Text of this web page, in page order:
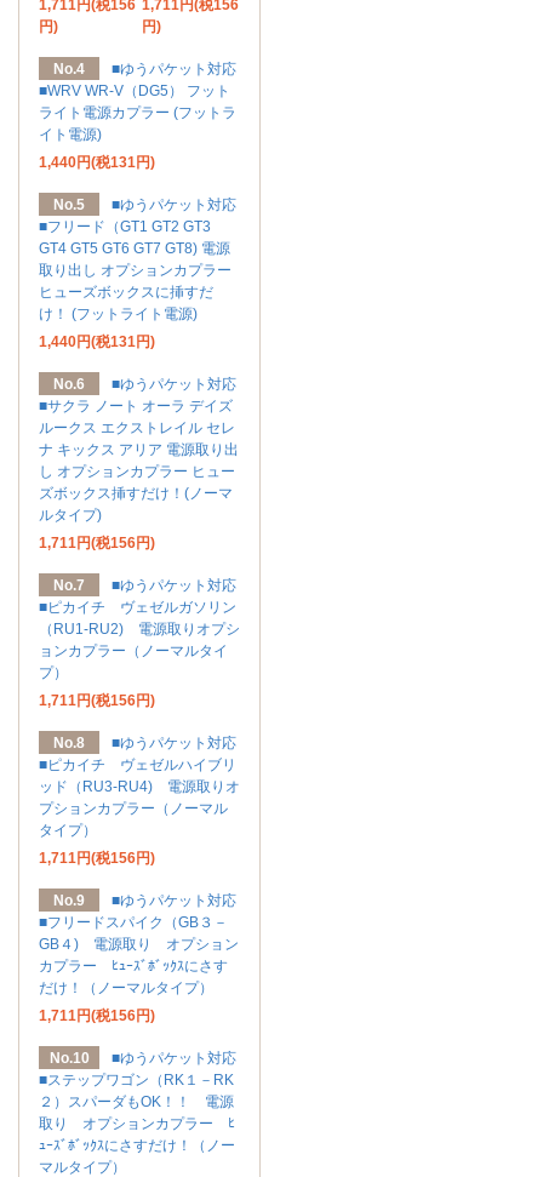
1,711円(税156
円)
1,711円(税156
円)
No.4
■ゆうパケット対応
■WRV WR-V（DG5） フット
ライト電源カプラー (フットラ
イト電源)
1,440円(税131円)
No.5
■ゆうパケット対応
■フリード（GT1 GT2 GT3
GT4 GT5 GT6 GT7 GT8) 電源
取り出し オプションカプラー
ヒューズボックスに挿すだ
け！ (フットライト電源)
1,440円(税131円)
No.6
■ゆうパケット対応
■サクラ ノート オーラ デイズ
ルークス エクストレイル セレ
ナ キックス アリア 電源取り出
し オプションカプラー ヒュー
ズボックス挿すだけ！(ノーマ
ルタイプ)
1,711円(税156円)
No.7
■ゆうパケット対応
■ピカイチ ヴェゼルガソリン
（RU1-RU2) 電源取りオプシ
ョンカプラー（ノーマルタイ
プ）
1,711円(税156円)
No.8
■ゆうパケット対応
■ピカイチ ヴェゼルハイブリ
ッド（RU3-RU4) 電源取りオ
プションカプラー（ノーマル
タイプ）
1,711円(税156円)
No.9
■ゆうパケット対応
■フリードスパイク（GB３－
GB４) 電源取り オプション
カプラー ﾋｭｰｽﾞﾎﾞｯｸｽにさす
だけ！（ノーマルタイプ）
1,711円(税156円)
No.10
■ゆうパケット対応
■ステップワゴン（RK１－RK
２）スパーダもOK！！ 電源
取り オプションカプラー ﾋ
ｭｰｽﾞﾎﾞｯｸｽにさすだけ！（ノー
マルタイプ）